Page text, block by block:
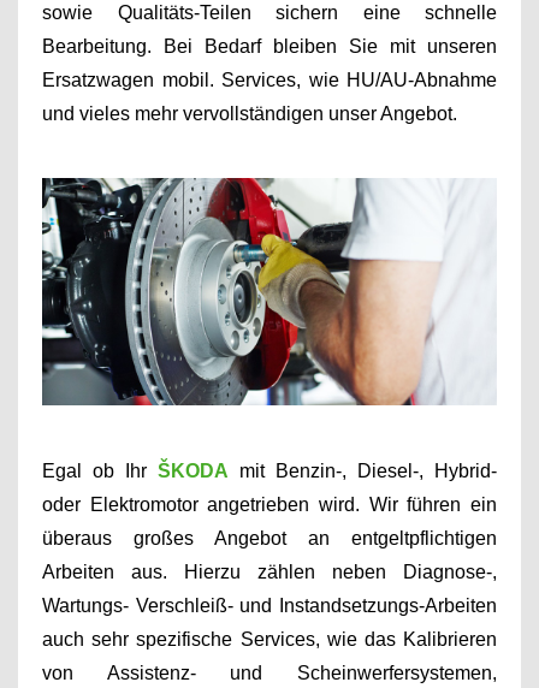
sowie Qualitäts-Teilen sichern eine schnelle
Bearbeitung. Bei Bedarf bleiben Sie mit unseren
Ersatzwagen mobil. Services, wie HU/AU-Abnahme
und vieles mehr vervollständigen unser Angebot.
Egal ob Ihr ŠKODA
mit Benzin-, Diesel-, Hybrid-
oder Elektromotor angetrieben wird. Wir führen ein
überaus großes Angebot an entgeltpflichtigen
Arbeiten aus. Hierzu zählen neben
Diagnose-,
Wartungs- Verschleiß- und Instandsetzungs-Arbeiten
auch sehr spezifische Services, wie das Kalibrieren
von Assistenz- und Scheinwerfersystemen,